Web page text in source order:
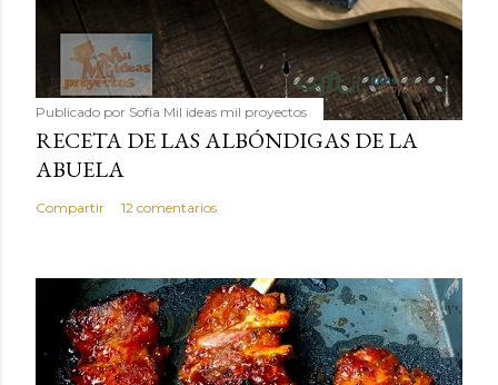
Publicado por Sofía Mil ideas mil proyectos
RECETA DE LAS ALBÓNDIGAS DE LA
ABUELA
Compartir 12 comentarios